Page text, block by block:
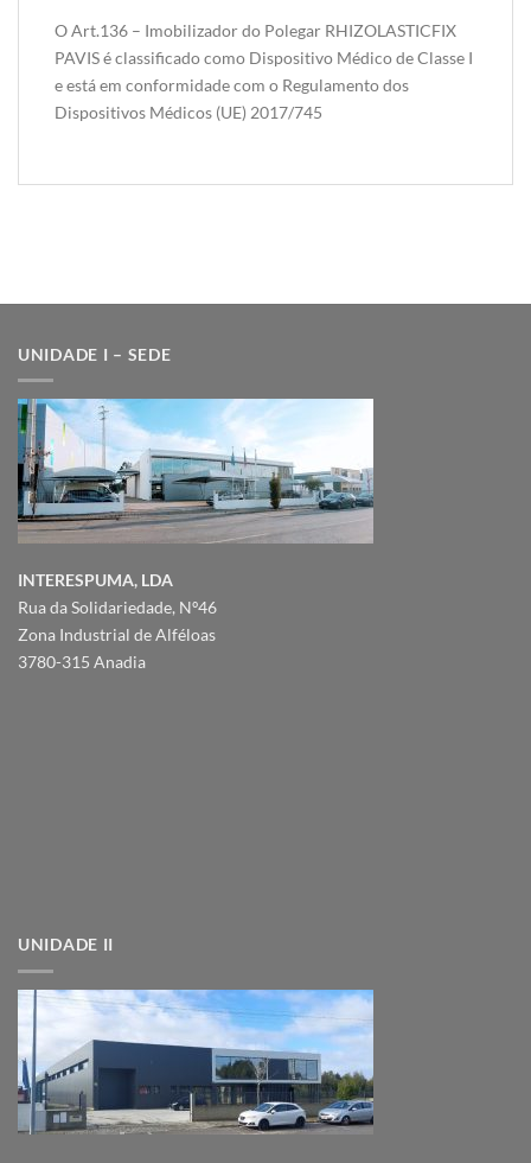
O Art.136 – Imobilizador do Polegar RHIZOLASTICFIX
PAVIS é classificado como Dispositivo Médico de Classe I
e está em conformidade com o Regulamento dos
Dispositivos Médicos (UE) 2017/745
UNIDADE I – SEDE
INTERESPUMA, LDA
Rua da Solidariedade, Nº46
Zona Industrial de Alféloas
3780-315 Anadia
UNIDADE II